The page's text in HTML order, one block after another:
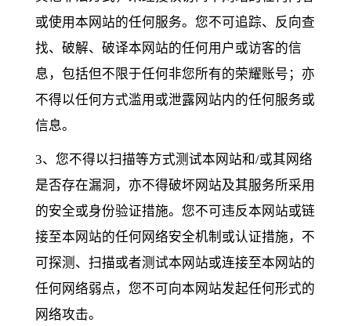
或使用本网站的任何服务。您不可追踪、反向查
找、破解、破译本网站的任何用户或访客的信
息，包括但不限于任何非您所有的荣耀账号；亦
不得以任何方式滥用或泄露网站内的任何服务或
信息。
3、您不得以扫描等方式测试本网站和/或其网络
是否存在漏洞，亦不得破坏网站及其服务所采用
的安全或身份验证措施。您不可违反本网站或链
接至本网站的任何网络安全机制或认证措施，不
可探测、扫描或者测试本网站或连接至本网站的
任何网络弱点，您不可向本网站发起任何形式的
网络攻击。